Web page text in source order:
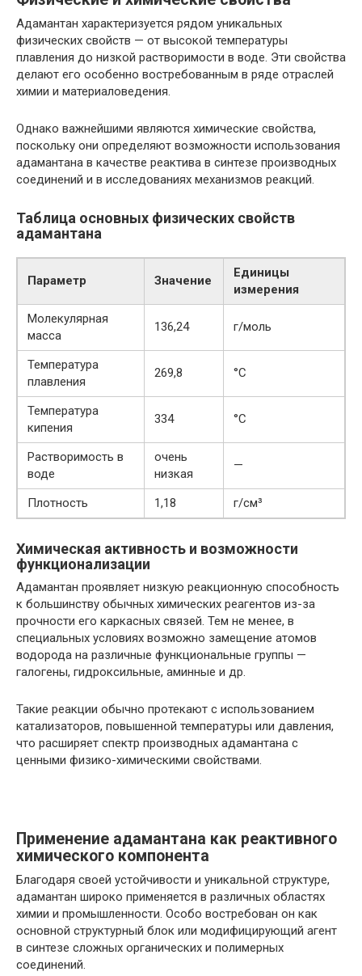
Адамантан характеризуется рядом уникальных
физических свойств — от высокой температуры
плавления до низкой растворимости в воде. Эти свойства
делают его особенно востребованным в ряде отраслей
химии и материаловедения.
Однако важнейшими являются химические свойства,
поскольку они определяют возможности использования
адамантана в качестве реактива в синтезе производных
соединений и в исследованиях механизмов реакций.
Таблица основных физических свойств
адамантана
Параметр Значение
Единицы
измерения
Молекулярная
масса
136,24 г/моль
Температура
плавления
269,8 °C
Температура
кипения
334 °C
Растворимость в
воде
очень
низкая
—
Плотность 1,18 г/см³
Химическая активность и возможности
функционализации
Адамантан проявляет низкую реакционную способность
к большинству обычных химических реагентов из-за
прочности его каркасных связей. Тем не менее, в
специальных условиях возможно замещение атомов
водорода на различные функциональные группы —
галогены, гидроксильные, аминные и др.
Такие реакции обычно протекают с использованием
катализаторов, повышенной температуры или давления,
что расширяет спектр производных адамантана с
ценными физико-химическими свойствами.
Применение адамантана как реактивного
химического компонента
Благодаря своей устойчивости и уникальной структуре,
адамантан широко применяется в различных областях
химии и промышленности. Особо востребован он как
основной структурный блок или модифицирующий агент
в синтезе сложных органических и полимерных
соединений.